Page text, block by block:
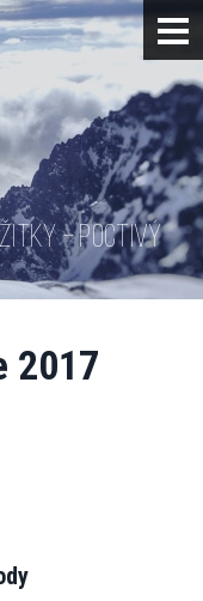
– POCTIVÝ
2017